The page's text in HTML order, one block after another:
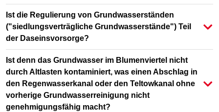
Ist die Regulierung von Grundwasserständen
("siedlungsverträgliche Grundwasserstände") Teil
der Daseinsvorsorge?
Ist denn das Grundwasser im Blumenviertel nicht
durch Altlasten kontaminiert, was einen Abschlag in
den Regenwasserkanal oder den Teltowkanal ohne
vorherige Grundwasserreinigung nicht
genehmigungsfähig macht?